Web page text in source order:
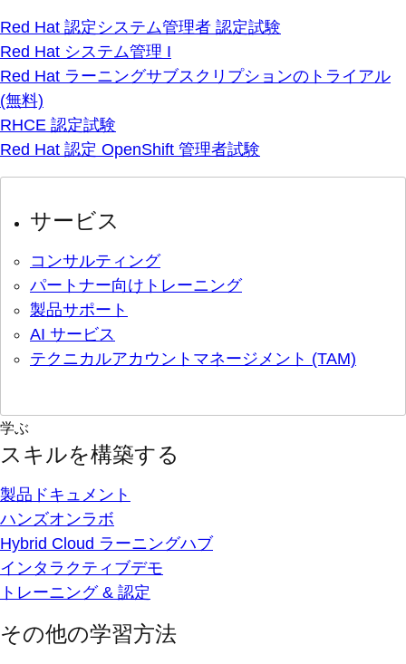
Red Hat 認定システム管理者 認定試験
Red Hat システム管理 I
Red Hat ラーニングサブスクリプションのトライアル
(無料)
RHCE 認定試験
Red Hat 認定 OpenShift 管理者試験
サービス
コンサルティング
パートナー向けトレーニング
製品サポート
AI サービス
テクニカルアカウントマネージメント (TAM)
学ぶ
スキルを構築する
製品ドキュメント
ハンズオンラボ
Hybrid Cloud ラーニングハブ
インタラクティブデモ
トレーニング & 認定
その他の学習方法